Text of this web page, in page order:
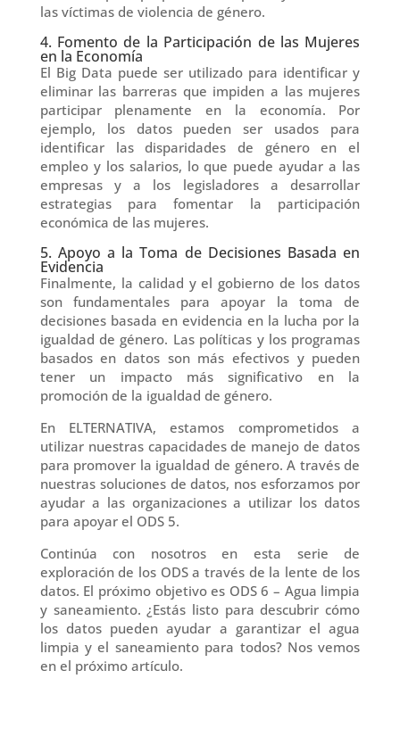
las víctimas de violencia de género.
4. Fomento de la Participación de las Mujeres
en la Economía
El Big Data puede ser utilizado para identificar y
eliminar las barreras que impiden a las mujeres
participar plenamente en la economía. Por
ejemplo, los datos pueden ser usados para
identificar las disparidades de género en el
empleo y los salarios, lo que puede ayudar a las
empresas y a los legisladores a desarrollar
estrategias para fomentar la participación
económica de las mujeres.
5. Apoyo a la Toma de Decisiones Basada en
Evidencia
Finalmente, la calidad y el gobierno de los datos
son fundamentales para apoyar la toma de
decisiones basada en evidencia en la lucha por la
igualdad de género. Las políticas y los programas
basados en datos son más efectivos y pueden
tener un impacto más significativo en la
promoción de la igualdad de género.
En ELTERNATIVA, estamos comprometidos a
utilizar nuestras capacidades de manejo de datos
para promover la igualdad de género. A través de
nuestras soluciones de datos, nos esforzamos por
ayudar a las organizaciones a utilizar los datos
para apoyar el ODS 5.
Continúa con nosotros en esta serie de
exploración de los ODS a través de la lente de los
datos. El próximo objetivo es ODS 6 – Agua limpia
y saneamiento. ¿Estás listo para descubrir cómo
los datos pueden ayudar a garantizar el agua
limpia y el saneamiento para todos? Nos vemos
en el próximo artículo.